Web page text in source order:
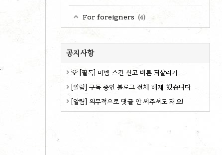
For foreigners (4)
공지사항
💡 [필독] 미넴 스킨 신고 버튼 되살리기
[알림] 구독 중인 블로그 전체 해제 했습니다
[알림] 의무적으로 댓글 안 써주셔도 돼요!